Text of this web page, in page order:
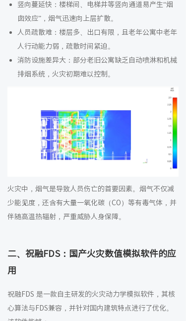
竖向蔓延快：楼梯间、电梯井等竖向通道易产生“烟
囱效应”，烟气迅速向上层扩散。
人员疏散难：楼层多、出口有限，且老年公寓中老年
人行动能力弱，疏散时间紧迫。
消防设施差异大：部分老旧公寓缺乏自动喷淋和机械
排烟系统，火灾初期难以控制。
火灾中，烟气是导致人员伤亡的首要因素。烟气不仅减
少能见度，还含有大量一氧化碳（CO）等有毒气体，并
伴随高温热辐射，严重威胁人身保障。
二、祝融FDS：国产火灾数值模拟软件的应
用
祝融FDS 是一款自主研发的火灾动力学模拟软件，其核
心算法与FDS兼容，并针对国内建筑特点进行了优化。